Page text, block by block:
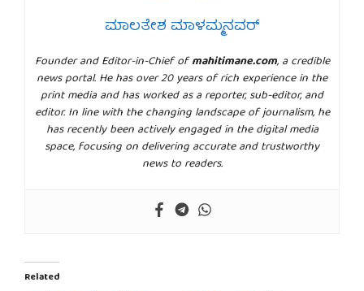
ಮಾಲತೇಶ ಮಾಳಮ್ಮನವರ್
Founder and Editor-in-Chief ofmahitimane.com, a credible
news portal. He has over 20 years of rich experience in the
print media and has worked as a reporter, sub-editor, and
editor. In line with the changing landscape of journalism, he
has recently been actively engaged in the digital media
space, focusing on delivering accurate and trustworthy
news to readers.
Related